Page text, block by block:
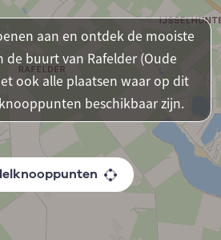
aan en ontdek de mooiste
de buurt van Rafelder (Oude
ook alle plaatsen waar op dit
beschikbaar zijn.